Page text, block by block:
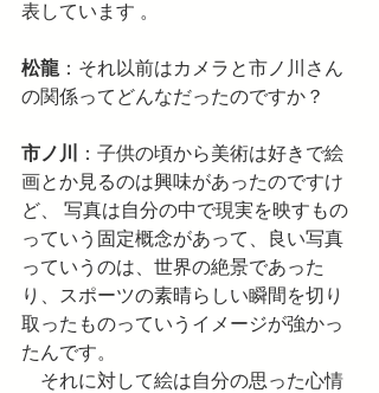
表しています 。
松龍：それ以前はカメラと市ノ川さん
の関係ってどんなだったのですか？
市ノ川
：子供の頃から美術は好きで絵
画とか見るのは興味があったのですけ
ど、 写真は自分の中で現実を映すもの
っていう固定概念があって、良い写真
っていうのは、世界の絶景であった
り、スポーツの素晴らしい瞬間を切り
取ったものっていうイメージが強かっ
たんです。
それに対して絵は自分の思った心情